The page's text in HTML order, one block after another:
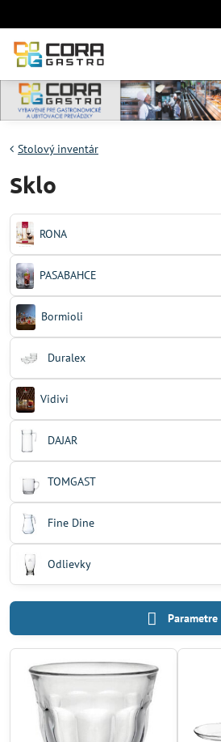
Stolový inventár
Sklo
RONA
PASABAHCE
Bormioli
Duralex
Vidivi
DAJAR
TOMGAST
Fine Dine
Odlievky
Parametre